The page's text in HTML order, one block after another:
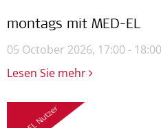
montags mit MED-EL
05 October 2026, 17:00 -
Lesen Sie mehr